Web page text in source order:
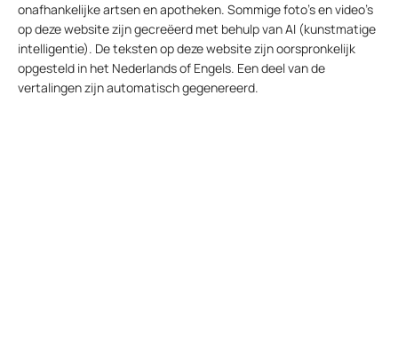
onafhankelijke artsen en apotheken. Sommige foto’s en video’s
op deze website zijn gecreëerd met behulp van AI (kunstmatige
intelligentie). De teksten op deze website zijn oorspronkelijk
opgesteld in het Nederlands of Engels. Een deel van de
vertalingen zijn automatisch gegenereerd.